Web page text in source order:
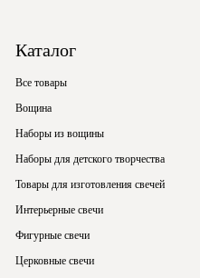
Каталог
Все товары
Вощина
Наборы из вощины
Наборы для детского творчества
Товары для изготовления свечей
Интерьерные свечи
Фигурные свечи
Церковные свечи